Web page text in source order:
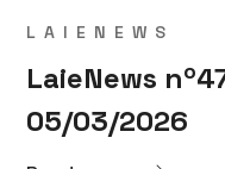
LAIENEWS
LaieNews
05/03/2026